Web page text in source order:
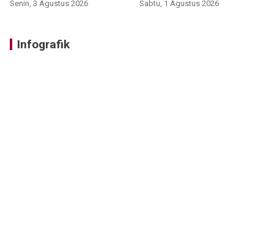
Senin, 3 Agustus 2026 Sabtu, 1 Agustus 2026
Infografik